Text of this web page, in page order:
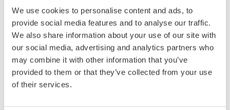
We use cookies to personalise content and ads, to
provide social media features and to analyse our traffic.
We also share information about your use of our site with
our social media, advertising and analytics partners who
may combine it with other information that you’ve
provided to them or that they’ve collected from your use
of their services.
有三種不同類型的基本模組可供選擇：10模組插槽的長型基本
模組，5模組插槽的短型基本模組以及3模組插槽的新型緊湊型
基本模組。客戶可以根據所需的I/O點數量和安裝空間組合使用
這三種不同類型的基本模組。
擴展總線的對比